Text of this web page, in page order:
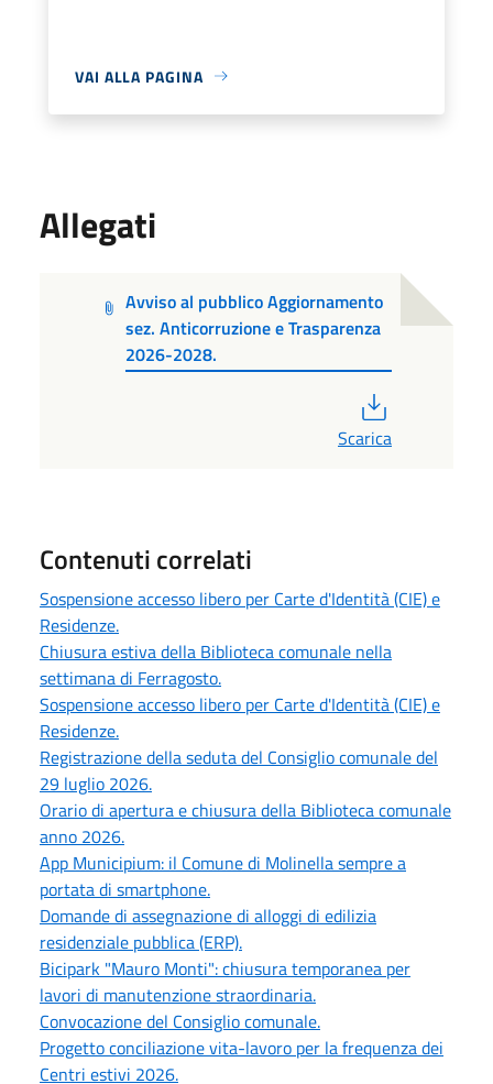
VAI ALLA PAGINA
Allegati
Avviso al pubblico Aggiornamento
sez. Anticorruzione e Trasparenza
2026-2028.
Scarica
Contenuti correlati
Sospensione accesso libero per Carte d'Identità (CIE) e
Residenze.
Chiusura estiva della Biblioteca comunale nella
settimana di Ferragosto.
Sospensione accesso libero per Carte d'Identità (CIE) e
Residenze.
Registrazione della seduta del Consiglio comunale del
29 luglio 2026.
Orario di apertura e chiusura della Biblioteca comunale
anno 2026.
App Municipium: il Comune di Molinella sempre a
portata di smartphone.
Domande di assegnazione di alloggi di edilizia
residenziale pubblica (ERP).
Bicipark "Mauro Monti": chiusura temporanea per
lavori di manutenzione straordinaria.
Convocazione del Consiglio comunale.
Progetto conciliazione vita-lavoro per la frequenza dei
Centri estivi 2026.